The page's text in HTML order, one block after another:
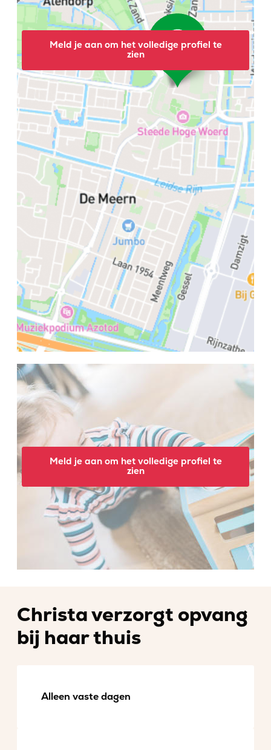
Meld je aan om het volledige profiel te
zien
Meld je aan om het volledige profiel te
zien
Christa verzorgt opvang
bij haar thuis
Alleen vaste dagen